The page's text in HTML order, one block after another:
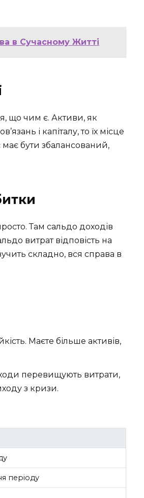
в Сучасному Житті
що чим є. Активи, як
і капіталу, то їх місце
має бути збалансований,
Там сальдо доходів
витрат відповість на
складно, вся справа в
Маєте більше активів,
перевищують витрати,
з кризи.
періоду